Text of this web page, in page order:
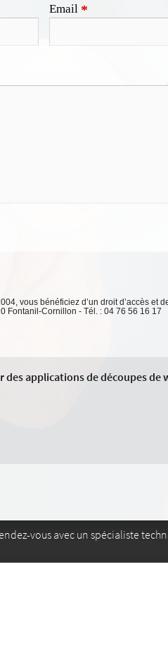
Email *
vous bénéficiez d’un droit d’accès et
Fontanil-Cornillon - Tél. : 04 76 56 16 17
applications de découpes de
vous avec un spécialiste